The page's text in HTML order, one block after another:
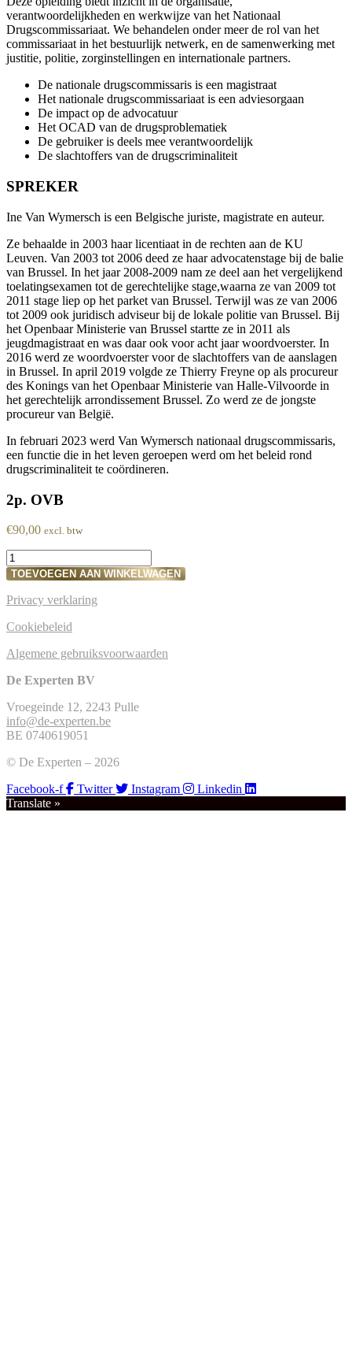
verantwoordelijkheden en werkwijze van het Nationaal
Drugscommissariaat. We behandelen onder meer de rol van het
commissariaat in het bestuurlijk netwerk, en de samenwerking met
justitie, politie, zorginstellingen en internationale partners.
De nationale drugscommissaris is een magistraat
Het nationale drugscommissariaat is een adviesorgaan
De impact op de advocatuur
Het OCAD van de drugsproblematiek
De gebruiker is deels mee verantwoordelijk
De slachtoffers van de drugscriminaliteit
SPREKER
Ine Van Wymersch is een Belgische juriste, magistrate en auteur.
Ze behaalde in 2003 haar licentiaat in de rechten aan de KU
Leuven. Van 2003 tot 2006 deed ze haar advocatenstage bij de balie
van Brussel. In het jaar 2008-2009 nam ze deel aan het vergelijkend
toelatingsexamen tot de gerechtelijke stage,waarna ze van 2009 tot
2011 stage liep op het parket van Brussel. Terwijl was ze van 2006
tot 2009 ook juridisch adviseur bij de lokale politie van Brussel. Bij
het Openbaar Ministerie van Brussel startte ze in 2011 als
jeugdmagistraat en was daar ook voor acht jaar woordvoerster. In
2016 werd ze woordvoerster voor de slachtoffers van de aanslagen
in Brussel. In april 2019 volgde ze Thierry Freyne op als procureur
des Konings van het Openbaar Ministerie van Halle-Vilvoorde in
het gerechtelijk arrondissement Brussel. Zo werd ze de jongste
procureur van België.
In februari 2023 werd Van Wymersch nationaal drugscommissaris,
een functie die in het leven geroepen werd om het beleid rond
drugscriminaliteit te coördineren.
2p. OVB
€90,00 excl. btw
De
Nationale
Drugscommissaris
-
tussen
en
aanpak
TOEVOEGEN AAN WINKELWAGEN
Privacy verklaring
Cookiebeleid
Algemene gebruiksvoorwaarden
De Experten BV
Vroegeinde 12, 2243 Pulle
info@de-experten.be
BE 0740619051
© De Experten – 2026
Facebook-f
Twitter Instagram
Linkedin
Translate »